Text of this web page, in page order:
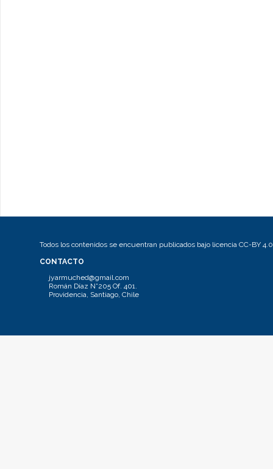
Todos los contenidos se encuentran publicados bajo licencia CC-BY 4.0
CONTACTO
jyarmuched@gmail.com
Román Díaz N°205 Of. 401.
Providencia, Santiago, Chile